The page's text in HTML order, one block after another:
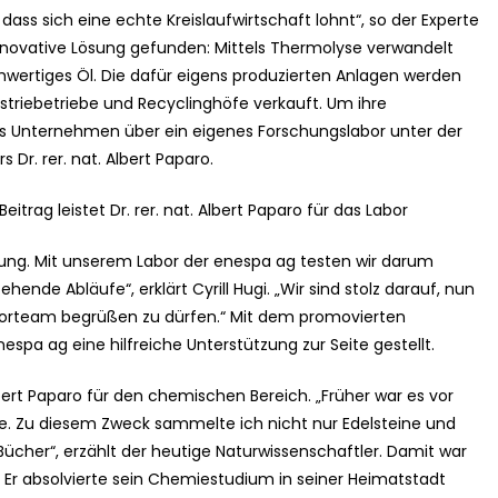
sich eine echte Kreislaufwirtschaft lohnt“, so der Experte
Lösung gefunden: Mittels Thermolyse verwandelt
Öl. Die dafür eigens produzierten Anlagen werden
und Recyclinghöfe verkauft. Um ihre
über ein eigenes Forschungslabor unter der
Dr. rer. nat. Albert Paparo.
leistet Dr. rer. nat. Albert Paparo für das Labor
Mit unserem Labor der enespa ag testen wir darum
Abläufe“, erklärt Cyrill Hugi. „Wir sind stolz darauf, nun
begrüßen zu dürfen.“ Mit dem promovierten
ag eine hilfreiche Unterstützung zur Seite gestellt.
Paparo für den chemischen Bereich. „Früher war es vor
Zu diesem Zweck sammelte ich nicht nur Edelsteine und
erzählt der heutige Naturwissenschaftler. Damit war
absolvierte sein Chemiestudium in seiner Heimatstadt